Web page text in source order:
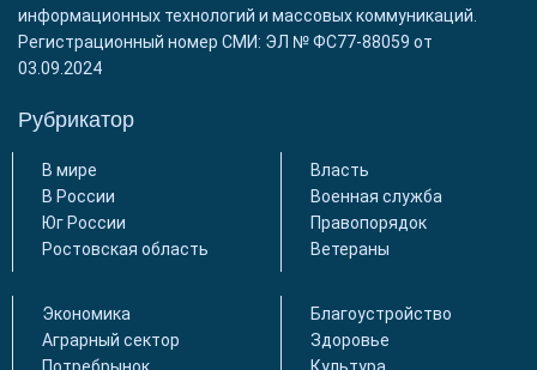
информационных технологий и массовых коммуникаций.
Регистрационный номер СМИ: ЭЛ № ФС77-88059 от
03.09.2024
Рубрикатор
В мире
В России
Юг России
Ростовская область
Власть
Военная служба
Правопорядок
Ветераны
Экономика
Аграрный сектор
Благоустройство
Здоровье